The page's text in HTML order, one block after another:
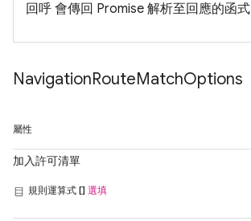
回呼 會傳回 Promise 解析至回應的函式
NavigationRouteMatchOptions
屬性
加入許可清單
規則運算式 [] 選填